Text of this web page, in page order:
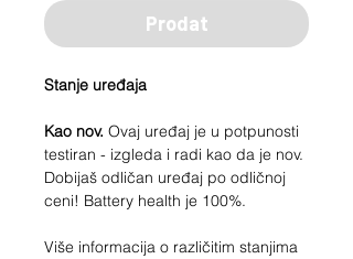
Prodat
Stanje uređaja
Kao nov. Ovaj uređaj je u potpunosti
testiran - izgleda i radi kao da je nov.
Dobijaš odličan uređaj po odličnoj
ceni! Battery health je 100%.
Više informacija o različitim stanjima